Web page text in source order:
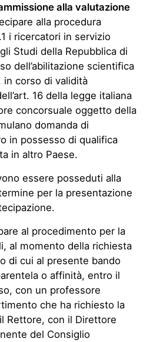
alla valutazione
alla procedura
i ricercatori in servizio
Studi della Repubblica di
dell’abilitazione scientifica
in corso di validità
16 della legge italiana
concorsuale oggetto della
domanda di
in possesso di qualifica
in altro Paese.
essere posseduti alla
per la presentazione
al procedimento per la
al momento della richiesta
di cui al presente bando
o affinità, entro il
con un professore
che ha richiesto la
Rettore, con il Direttore
del Consiglio